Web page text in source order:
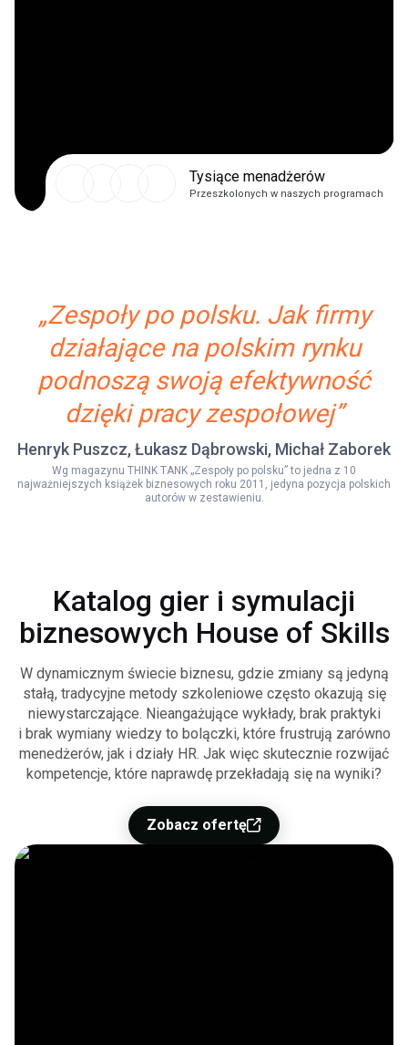
Tysiące menadżerów
Przeszkolonych w naszych programach
„Zespoły po polsku. Jak firmy
działające na polskim rynku
podnoszą swoją efektywność
dzięki pracy zespołowej”
Henryk Puszcz, Łukasz Dąbrowski, Michał Zaborek
Wg magazynu THINK TANK „Zespoły po polsku” to jedna z 10
najważniejszych książek biznesowych roku 2011, jedyna pozycja polskich
autorów w zestawieniu.​
Katalog gier i symulacji
biznesowych House of Skills
W dynamicznym świecie biznesu, gdzie zmiany są jedyną
stałą, tradycyjne metody szkoleniowe często okazują się
niewystarczające. Nieangażujące wykłady, brak praktyki
i brak wymiany wiedzy to bolączki, które frustrują zarówno
menedżerów, jak i działy HR. Jak więc skutecznie rozwijać
kompetencje, które naprawdę przekładają się na wyniki?
Zobacz ofertę